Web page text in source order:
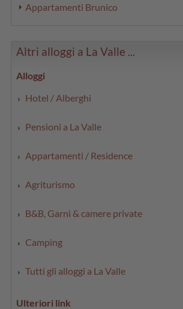
Appartamenti Brunico
Altri alloggi a La Valle ...
Alloggi
Hotel / Alberghi
Pensioni a La Valle
Appartamenti / Residence
Agriturismo
B&B, Garni & camere private
Camping
Tutti gli alloggi a La Valle
Ulteriori link